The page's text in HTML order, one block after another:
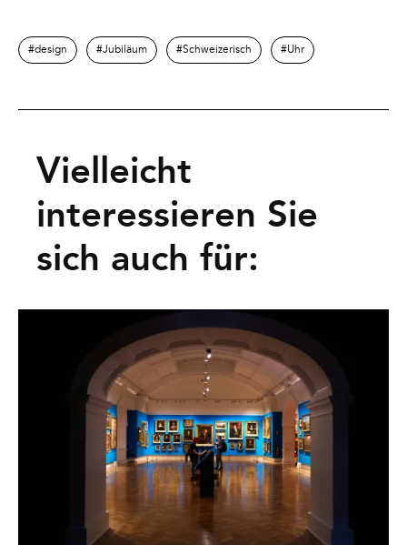
design Jubiläum Schweizerisch Uhr
Vielleicht
interessieren Sie
sich auch für: